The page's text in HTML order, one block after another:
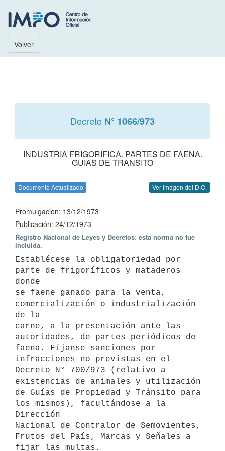
Volver
Decreto N° 1066/973
INDUSTRIA FRIGORIFICA. PARTES DE FAENA.
GUIAS DE TRANSITO
Documento Actualizado Ver Imagen del D.O.
Promulgación: 13/12/1973
Publicación: 24/12/1973
Registro Nacional de Leyes y Decretos: esta norma no fue
incluida.
Establécese la obligatoriedad por
parte de frigoríficos y mataderos
donde
se faene ganado para la venta,
comercialización o industrialización
de la
carne, a la presentación ante las
autoridades, de partes periódicos de
faena. Fíjanse sanciones por
infracciones no previstas en el
Decreto N° 700/973 (relativo a
existencias de animales y utilización
de Guías de Propiedad y Tránsito para
los mismos), facultándose a la
Dirección
Nacional de Contralor de Semovientes,
Frutos del País, Marcas y Señales a
fijar las multas.